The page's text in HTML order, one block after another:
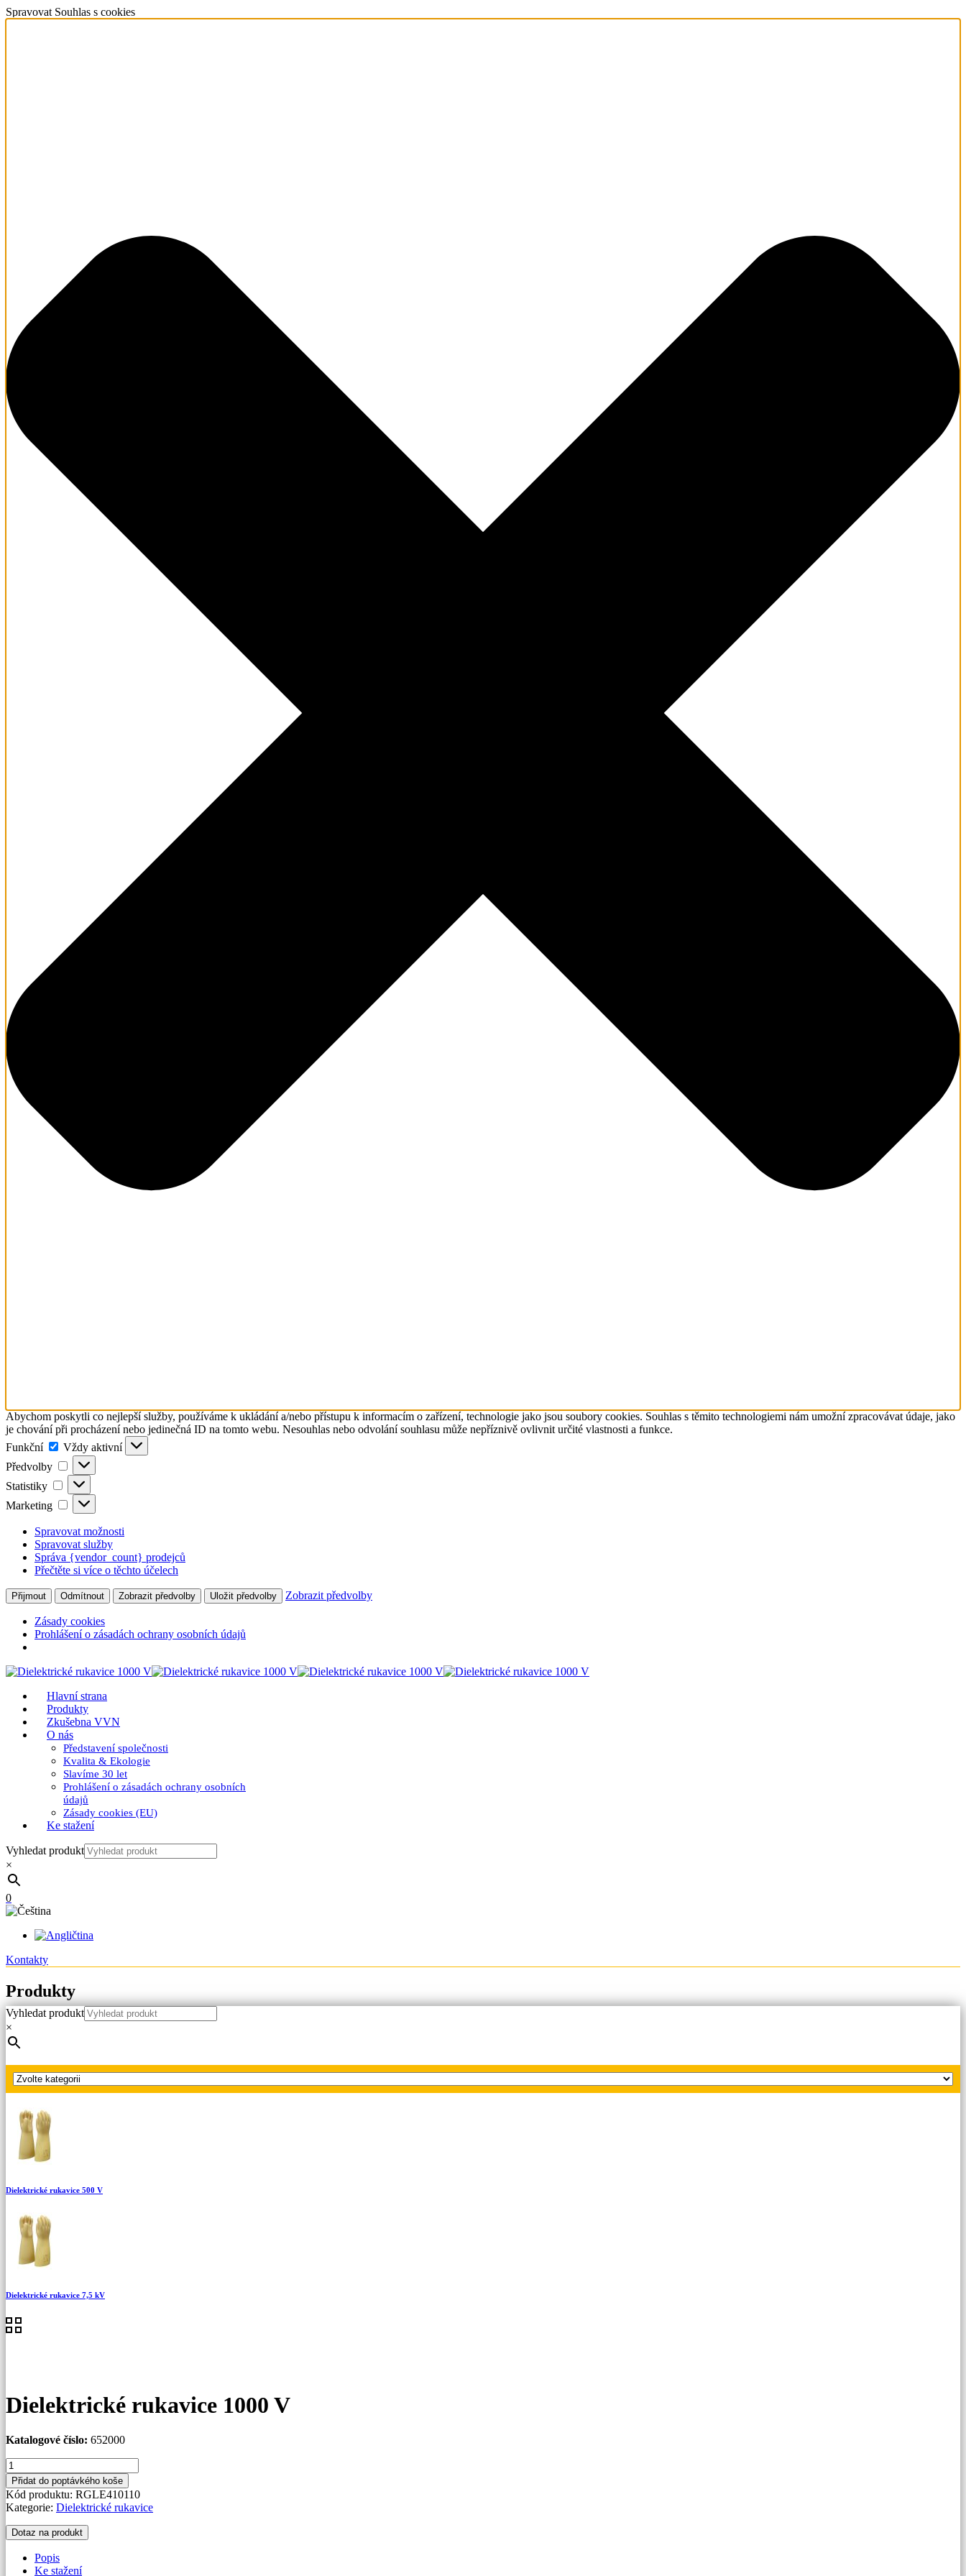
Spravovat Souhlas s cookies
Abychom poskytli co nejlepší služby, používáme k ukládání a/nebo přístupu k informacím o zařízení, technologie jako jsou soubory cookies. Souhlas s těmito technologiemi nám umožní zpracovávat údaje, jako
je chování při procházení nebo jedinečná ID na tomto webu. Nesouhlas nebo odvolání souhlasu může nepříznivě ovlivnit určité vlastnosti a funkce.
Funkční
Funkční
Vždy aktivní
Předvolby
Předvolby
Statistiky Statistiky
Marketing Marketing
Spravovat možnosti
Spravovat služby
Správa {vendor_count} prodejců
Přečtěte si více o těchto účelech
Přijmout Odmítnout Zobrazit předvolby Uložit předvolby Zobrazit předvolby
Zásady cookies
Prohlášení o zásadách ochrany osobních údajů
Hlavní strana
Produkty
Zkušebna VVN
O nás
Představení společnosti
Kvalita & Ekologie
Slavíme 30 let
Prohlášení o zásadách ochrany osobních
údajů
Zásady cookies (EU)
Ke stažení
Vyhledat produkt
×
0
Kontakty
Produkty
Hlavní strana
Vyhledat produkt
×
Dielektrické rukavice 500 V
Dielektrické rukavice 7,5 kV
Dielektrické rukavice 1000 V
Katalogové číslo: 652000
Dielektrické
rukavice
1000
V
množství
Přidat do poptávkého koše
Kód produktu: RGLE410110
Kategorie: Dielektrické rukavice
Dotaz na produkt
Popis
Ke stažení